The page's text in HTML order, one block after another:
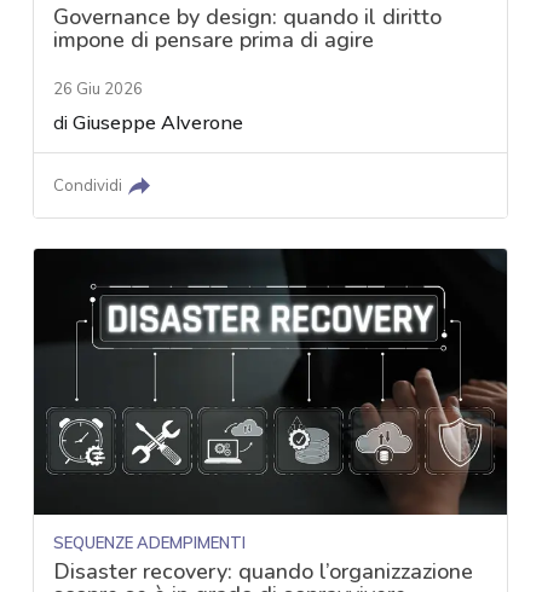
Governance by design: quando il diritto
impone di pensare prima di agire
26 Giu 2026
diGiuseppe Alverone
Condividi
SEQUENZE ADEMPIMENTI
Disaster recovery: quando l’organizzazione